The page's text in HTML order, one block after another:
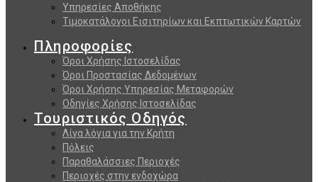
Υπηρεσίες Αποθήκης
Τιμοκατάλογοι Εισιτηρίων και Εκπτωτικών Καρτών
Πληροφορίες
Όροι Χρήσης Ιστοσελίδας
Όροι Προστασίας Δεδομένων
Όροι Χρήσης Υπηρεσίας Μεταφορών
Οδηγίες Χρήσης Ιστοσελίδας
Τουριστικός Οδηγός
Λίγα λόγια για την Κρήτη
Πόλεις
Παραθαλάσσιες Περιοχές
Περιοχές στην ενδοχώρα